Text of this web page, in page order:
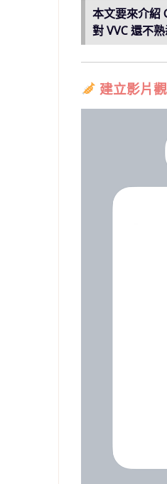
本文要來介紹
對 VVC 還不
建立影片